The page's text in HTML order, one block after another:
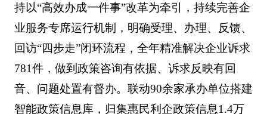
持以“高效办成一件事”改革为牵引，持续完善企
业服务专席运行机制，明确受理、办理、反馈、
回访“四步走”闭环流程，全年精准解决企业诉求
781件，做到政策咨询有依据、诉求反映有回
音、问题处置有督办。联动90余家承办单位搭建
智能政策信息库，归集惠民利企政策信息1.4万